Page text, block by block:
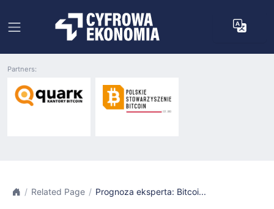
Partners:
Related Page Prognoza eksperta: Bitcoi...